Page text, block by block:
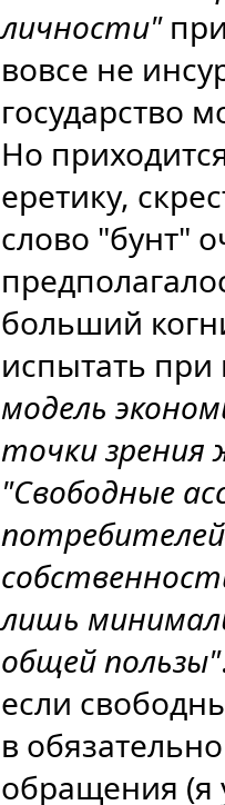
личности"
вовсе не
государство
Но
еретику,
слово "бунт"
больший
испытать
модель
точки зрения
"Свободные
лишь
общей пользы"
если
в
обращения (я